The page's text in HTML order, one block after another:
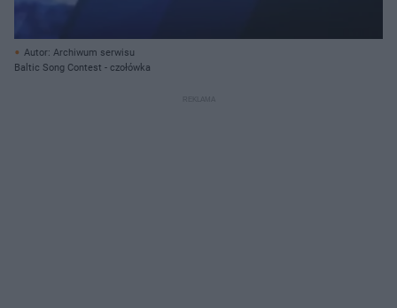
Autor: Archiwum serwisu
Baltic Song Contest - czołówka